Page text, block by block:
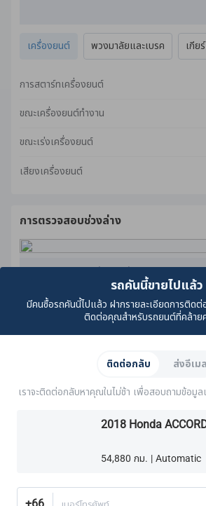
เพลา
คลัตช์
พวงมาลัย
เบรค
หลังจากการปรับสภาพ เราจะทดสอบรถอีกค
ไม่มีเสียงผิดปกติ การสั่นสะเทือน หรือปัญห
เราใช้เครื่องมือตรวจสภาพที่ล้ำสมัยและเป็
รายงานการตรวจสภาพที่แม่นยำ
เครื่องยนต์ พวงมาลัยและเบรค เกีย
การสตาร์ทเครื่องยนต์
ขณะเครื่องยนต์ทำงาน
ขณะเร่งเครื่องยนต์
เสียงเครื่องยนต์
การตรวจสอบช่วงล่าง
มาตรฐานการรับประกันคุณภาพ
เราดําเนินการตรวจสอบช่วงล่างเพื่อให้แน่ใ
ของเหลวที่มองเห็นได้
ส่วนประกอบที่หลวม
น้ำมันรั่ว
ความเสียหายอื่น ๆ ที่มองเห็นได้
ส่วนประกอบเหล่านี้ยังได้รับการรับรองตา
ประกันคุณภาพ CARSOME:
ระบบระบายความร้อน
ระบบไฟฟ้า
ระบบเกียร์
เฟืองท้าย
ระบบกันสะเทือน
เบรค ระบบระบายความร้อน ระบบไฟ
รถคันนี้ขายไปแล้ว
มีคนซื้อรถคันนี้ไปแล้ว ฝากรายละเอียดการติดต่
ติดต่อคุณสำหรับรถยนต์ที่คล้าย
ติดต่อกลับ
ส่งอีเมล
เราจะติดต่อกลับหาคุณในไม่ช้า เพื่อสอบถามข้อมู
54,880 กม. | Automatic